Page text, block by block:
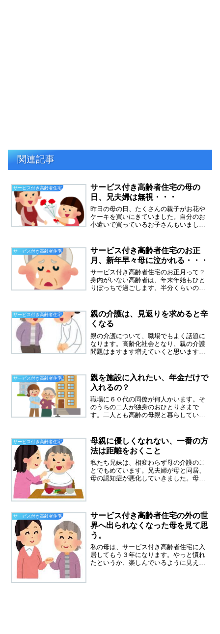
関連記事
サービス付き高齢者住宅
サービス付き高齢者住宅の母の
日、兄夫婦は無視・・・
昨日の母の日、たくさんの親子がお花や
ケーキを買いにきていました。自分のお
小遣いで買っているお子さんもいまし
カーネーション一輪とケーキを買ってき
てくれるのが恒例でした。花...
サービス付き高齢者住宅
サービス付き高齢者住宅のお正
月、新年早々母に泣かれる・・・
サービス付き高齢者住宅のお正月って？
身内がいない高齢者は、年末年始もひと
りぼっちで過ごします。半分くらいの方
パターンです。お正月も、ご飯はでま
す。（注文している人の場合...
サービス付き高齢者住宅
親の介護は、見返りを求めると辛
くなる
親の介護について、職場でもよく話題に
なります。高齢化社会となり、親の介護
問題はますます増えていくと思います。
とでした。介護はプロに任せるというこ
とで選んだわけですが、施...
サービス付き高齢者住宅
親を施設に入れたい、年金だけで
入れるの？
職場に６０代の同僚が何人かいます。そ
のうちの二人が独身のおひとりさまで
す。二人とも高齢の母親と暮らしていま
に聞いてきました。その同僚Sさんは、
今年の一月に６５歳になりま...
サービス付き高齢者住宅
母親に優しくなれない、一番の方
法は距離をおくこと
私たち兄妹は、相変わらず母の介護のこ
とでもめています。兄夫婦が母と同居、
母の認知症が悪化していきました。母の
す。少し前は親を施設に入れ...
サービス付き高齢者住宅
サービス付き高齢者住宅の外の世
界へ出られなくなった母を見て思
う。
私の母は、サービス付き高齢者住宅に入
居してもう３年になります。やっと慣れ
たというか、楽しんでいるように見えま